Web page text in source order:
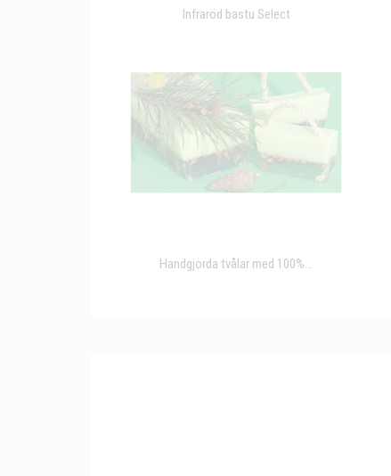
Infraröd bastu Select
Handgjorda tvålar med 100%...